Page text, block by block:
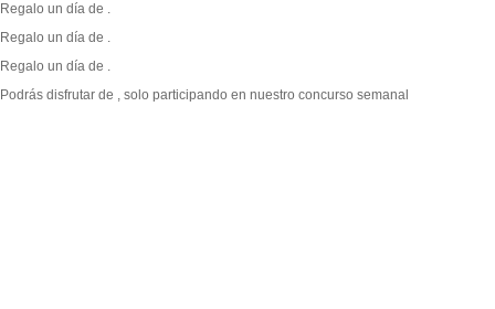
Regalo un día de .
Regalo un día de .
Regalo un día de .
Podrás disfrutar de , solo participando en nuestro concurso semanal